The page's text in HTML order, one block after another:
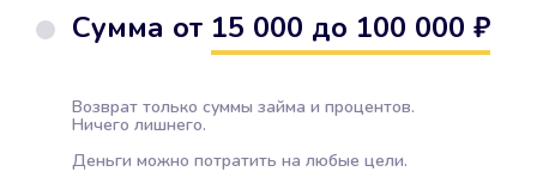
Сумма от 15 000 до 100 000 ₽
Возврат только суммы займа и процентов.
Ничего лишнего.
Деньги можно потратить на любые цели.